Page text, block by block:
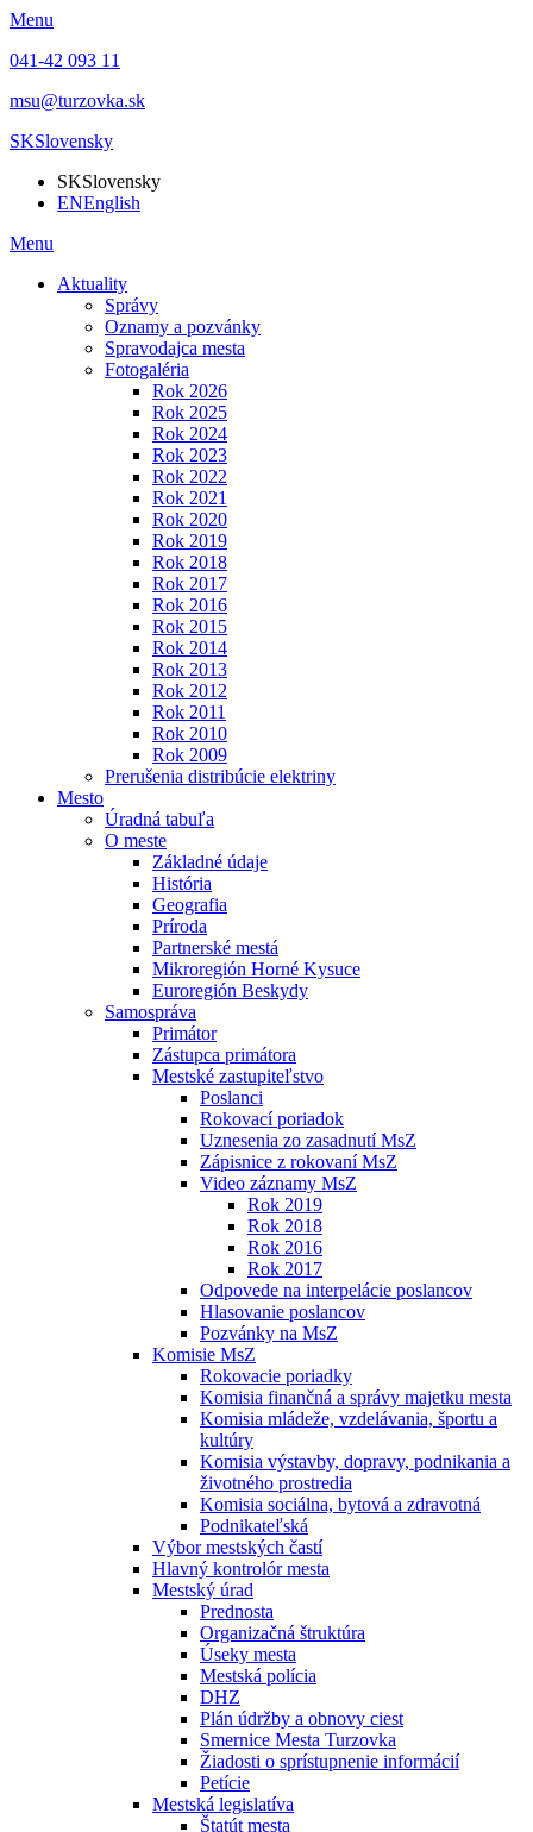
Menu
041-42 093 11
msu@turzovka.sk
SKSlovensky
SKSlovensky
ENEnglish
Menu
Aktuality
Správy
Oznamy a pozvánky
Spravodajca mesta
Fotogaléria
Rok 2026
Rok 2025
Rok 2024
Rok 2023
Rok 2022
Rok 2021
Rok 2020
Rok 2019
Rok 2018
Rok 2017
Rok 2016
Rok 2015
Rok 2014
Rok 2013
Rok 2012
Rok 2011
Rok 2010
Rok 2009
Prerušenia distribúcie elektriny
Mesto
Úradná tabuľa
O meste
Základné údaje
História
Geografia
Príroda
Partnerské mestá
Mikroregión Horné Kysuce
Euroregión Beskydy
Samospráva
Primátor
Zástupca primátora
Mestské zastupiteľstvo
Poslanci
Rokovací poriadok
Uznesenia zo zasadnutí MsZ
Zápisnice z rokovaní MsZ
Video záznamy MsZ
Rok 2019
Rok 2018
Rok 2016
Rok 2017
Odpovede na interpelácie poslancov
Hlasovanie poslancov
Pozvánky na MsZ
Komisie MsZ
Rokovacie poriadky
Komisia finančná a správy majetku mesta
Komisia mládeže, vzdelávania, športu a
kultúry
Komisia výstavby, dopravy, podnikania a
životného prostredia
Komisia sociálna, bytová a zdravotná
Podnikateľská
Výbor mestských častí
Hlavný kontrolór mesta
Mestský úrad
Prednosta
Organizačná štruktúra
Úseky mesta
Mestská polícia
DHZ
Plán údržby a obnovy ciest
Smernice Mesta Turzovka
Žiadosti o sprístupnenie informácií
Petície
Mestská legislatíva
Štatút mesta